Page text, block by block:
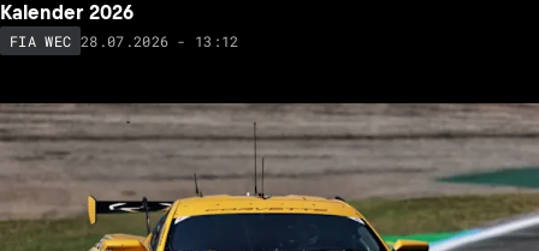
Kalender 2026
FIA WEC 28.07.2026 - 13:12